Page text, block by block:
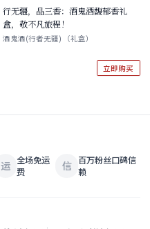
行无疆，品三香：酒鬼酒馥郁香礼
盒，敬不凡旅程！
酒鬼酒(行者无疆) （礼盒）
立即购买
运 全场免运
费
信 百万粉丝口碑信
赖